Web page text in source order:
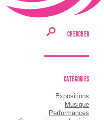
CHERCHER
CATÉGORIES
Expositions
Musique
Performances